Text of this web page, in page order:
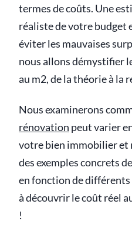
termes de coûts. Une
réaliste de votre budget
éviter les mauvaises
nous allons démystifier
au m2, de la théorie à la
Nous examinerons
rénovation peut varier
votre bien immobilier et
des exemples concrets
en fonction de
à découvrir le coût réel
!